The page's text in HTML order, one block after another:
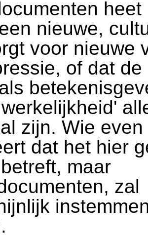
heet
nieuwe,
voor nieuwe
of dat de
zijn. Wie
dat het hier
maar
zal